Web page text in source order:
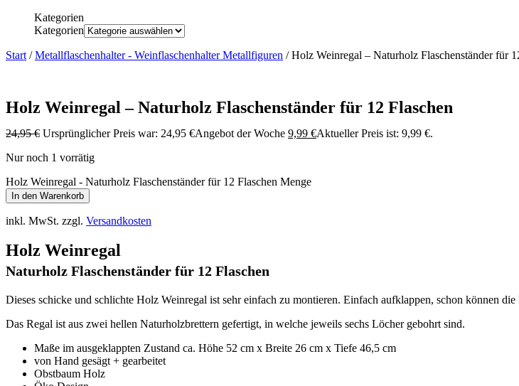
Kategorien
Kategorien
Start /Metallflaschenhalter - Weinflaschenhalter Metallfiguren / Holz Weinregal – Naturholz Flaschenständer für
Holz Weinregal – Naturholz Flaschenständer für 12 Flaschen
24,95€ Ursprünglicher Preis war: 24,95 €Angebot der Woche 9,99 €Aktueller Preis ist: 9,99 €.
Nur noch 1 vorrätig
Holz Weinregal - Naturholz Flaschenständer für 12 Flaschen Menge
In den Warenkorb
inkl. MwSt. zzgl. Versandkosten
Holz Weinregal
Naturholz Flaschenständer für 12 Flaschen
Dieses schicke und schlichte Holz Weinregal ist sehr einfach zu montieren. Einfach aufklappen, schon können
Das Regal ist aus zwei hellen Naturholzbrettern gefertigt, in welche jeweils sechs Löcher gebohrt sind.
Maße im ausgeklappten Zustand ca. Höhe 52 cm x Breite 26 cm x Tiefe 46,5 cm
von Hand gesägt + gearbeitet
Obstbaum Holz